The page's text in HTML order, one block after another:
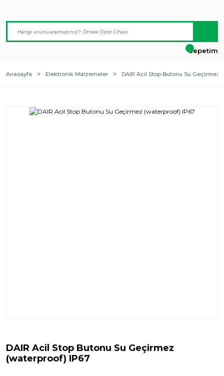
Sepetim
Anasayfa Elektronik Malzemeler DAIR Acil Stop Butonu Su Geçirmez
DAIR Acil Stop Butonu Su Geçirmez
(waterproof) IP67